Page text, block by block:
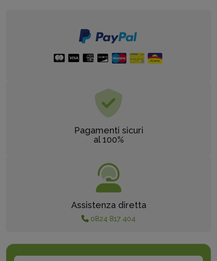
Pagamenti sicuri
al 100%
Assistenza diretta
0824 817 404